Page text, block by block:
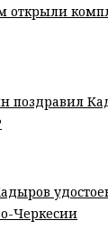
открыли
поздравил
Черкесии